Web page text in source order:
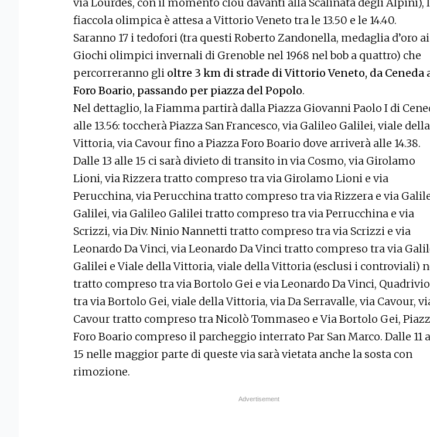
via Lourdes, con il momento clou davanti alla Scalinata degli Alpini),
fiaccola olimpica è attesa a Vittorio Veneto tra le 13.50 e le 14.40.
Saranno 17 i tedofori (tra questi Roberto Zandonella, medaglia d’oro
Giochi olimpici invernali di Grenoble nel 1968 nel bob a quattro) che
percorreranno gli oltre 3 km di strade di Vittorio Veneto, da Ceneda
Foro Boario, passando per piazza del Popolo.
Nel dettaglio, la Fiamma partirà dalla Piazza Giovanni Paolo I di
alle 13.56: toccherà Piazza San Francesco, via Galileo Galilei, viale della
Vittoria, via Cavour fino a Piazza Foro Boario dove arriverà alle 14.38.
Dalle 13 alle 15 ci sarà divieto di transito in via Cosmo, via Girolamo
Lioni, via Rizzera tratto compreso tra via Girolamo Lioni e via
Perucchina, via Perucchina tratto compreso tra via Rizzera e via
Galilei, via Galileo Galilei tratto compreso tra via Perrucchina e via
Scrizzi, via Div. Ninio Nannetti tratto compreso tra via Scrizzi e via
Leonardo Da Vinci, via Leonardo Da Vinci tratto compreso tra via
Galilei e Viale della Vittoria, viale della Vittoria (esclusi i controviali)
tratto compreso tra via Bortolo Gei e via Leonardo Da Vinci, Quadrivio
tra via Bortolo Gei, viale della Vittoria, via Da Serravalle, via Cavour,
Cavour tratto compreso tra Nicolò Tommaseo e Via Bortolo Gei,
Foro Boario compreso il parcheggio interrato Par San Marco. Dalle 11
15 nelle maggior parte di queste via sarà vietata anche la sosta con
rimozione.